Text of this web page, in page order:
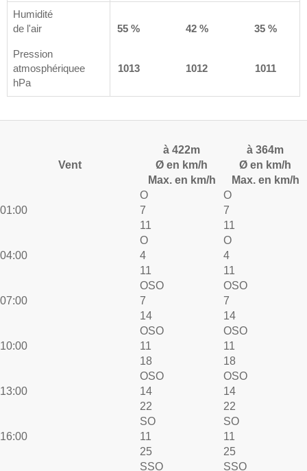
Humidité
de l'air
55 % 42 % 35 %
Pression
atmosphériquee
hPa
1013 1013 1012 1011
Vent
à 422m
Ø en km/h
Max. en km/h
à 364m
Ø en km/h
Max. en km/h
01:00
O
7
11
O
7
11
04:00
O
4
11
O
4
11
07:00
OSO
7
14
OSO
7
14
10:00
OSO
11
18
OSO
11
18
13:00
OSO
14
22
OSO
14
22
16:00
SO
11
25
SO
11
25
SSO
SSO